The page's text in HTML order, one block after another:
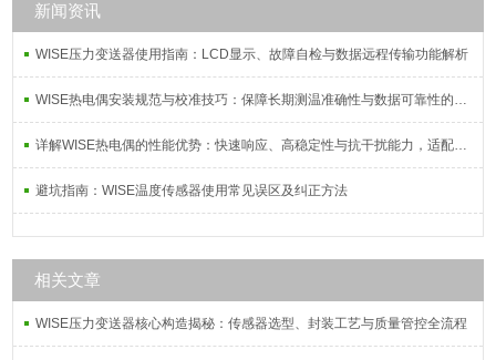
新闻资讯
WISE压力变送器使用指南：LCD显示、故障自检与数据远程传输功能解析
WISE热电偶安装规范与校准技巧：保障长期测温准确性与数据可靠性的系统方案
详解WISE热电偶的性能优势：快速响应、高稳定性与抗干扰能力，适配复杂工况需求
避坑指南：WISE温度传感器使用常见误区及纠正方法
相关文章
WISE压力变送器核心构造揭秘：传感器选型、封装工艺与质量管控全流程